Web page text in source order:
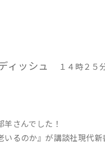
ィッシュ １４時２５
さんでした！
いるのか』が講談社現代新